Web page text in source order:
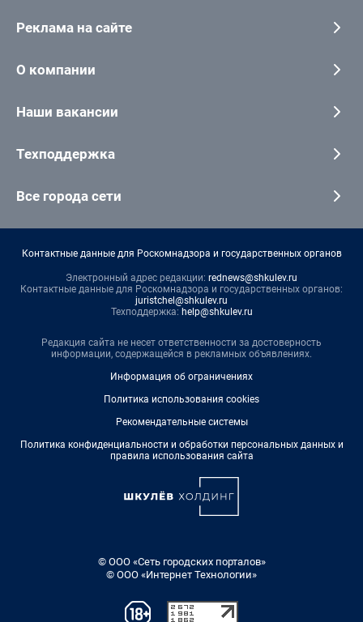
Реклама на сайте
О компании
Наши вакансии
Техподдержка
Все города сети
Контактные данные для Роскомнадзора и государственных органов
Электронный адрес редакции: rednews@shkulev.ru
Контактные данные для Роскомнадзора и государственных органов:
juristchel@shkulev.ru
Техподдержка: help@shkulev.ru
Редакция сайта не несет ответственности за достоверность
информации, содержащейся в рекламных объявлениях.
Информация об ограничениях
Политика использования cookies
Рекомендательные системы
Политика конфиденциальности и обработки персональных данных и
правила использования сайта
© ООО «Сеть городских порталов»
© ООО «Интернет Технологии»